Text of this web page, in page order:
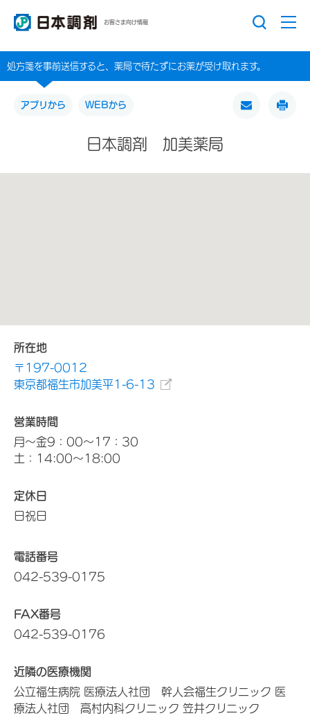
お客さま向け情報
処方箋を事前送信すると、薬局で待たずにお薬が受け取れます。
アプリから WEBから
日本調剤 加美薬局
所在地
〒197-0012
東京都福生市加美平1-6-13
営業時間
月～金9：00～17：30
土：14:00～18:00
定休日
日祝日
電話番号
042-539-0175
FAX番号
042-539-0176
近隣の医療機関
公立福生病院 医療法人社団 幹人会福生クリニック 医
療法人社団 高村内科クリニック 笠井クリニック